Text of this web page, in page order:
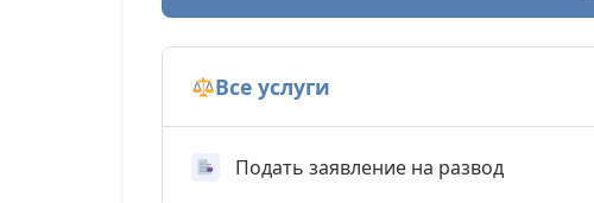
Все услуги
Подать заявление на развод